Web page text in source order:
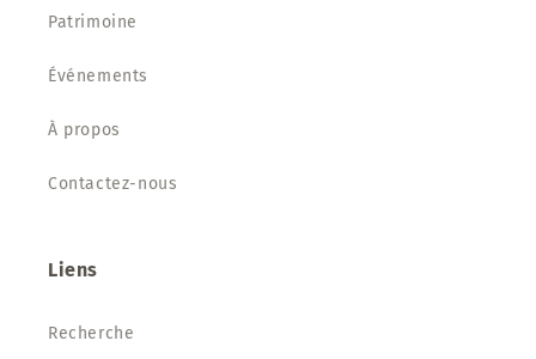
Patrimoine
Événements
À propos
Contactez-nous
Liens
Recherche